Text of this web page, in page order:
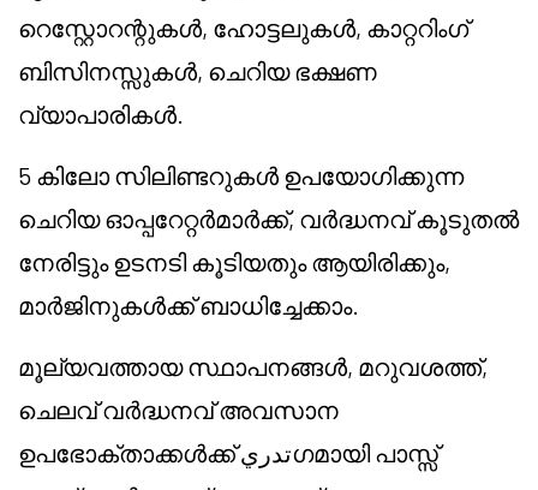
റെസ്റ്റോറന്റുകൾ, ഹോട്ടലുകൾ, കാറ്ററിംഗ്
ബിസിനസ്സുകൾ, ചെറിയ ഭക്ഷണ
വ്യാപാരികൾ.
5 കിലോ സിലിണ്ടറുകൾ ഉപയോഗിക്കുന്ന
ചെറിയ ഓപ്പറേറ്റർമാർക്ക്, വർദ്ധനവ് കൂടുതൽ
നേരിട്ടും ഉടനടി കൂടിയതും ആയിരിക്കും,
മാർജിനുകൾക്ക് ബാധിച്ചേക്കാം.
മൂല്യവത്തായ സ്ഥാപനങ്ങൾ, മറുവശത്ത്,
ചെലവ് വർദ്ധനവ് അവസാന
ഉപഭോക്താക്കൾക്ക് تدريഗമായി പാസ്സ്